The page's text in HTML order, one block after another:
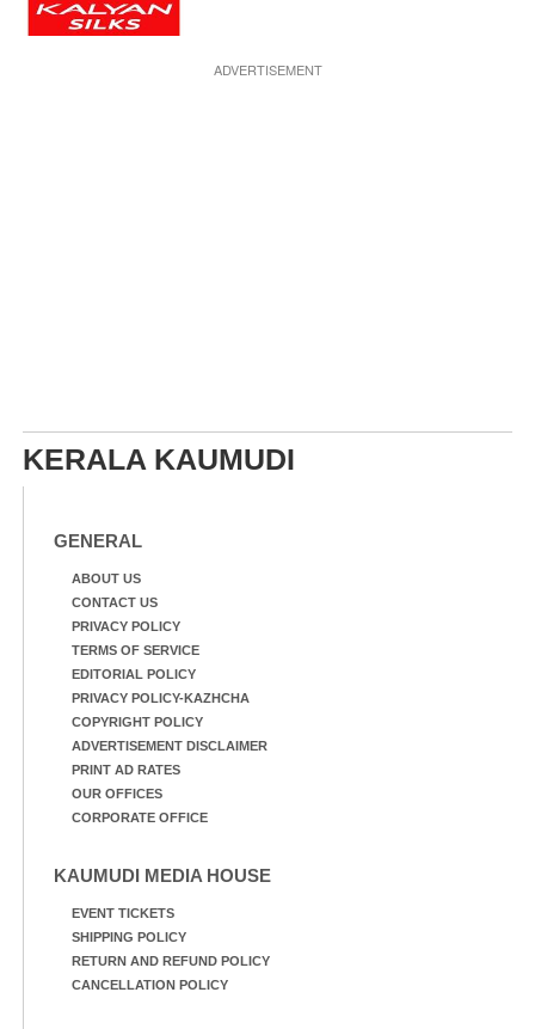
ADVERTISEMENT
KERALA KAUMUDI
GENERAL
ABOUT US
CONTACT US
PRIVACY POLICY
TERMS OF SERVICE
EDITORIAL POLICY
PRIVACY POLICY-KAZHCHA
COPYRIGHT POLICY
ADVERTISEMENT DISCLAIMER
PRINT AD RATES
OUR OFFICES
CORPORATE OFFICE
KAUMUDI MEDIA HOUSE
EVENT TICKETS
SHIPPING POLICY
RETURN AND REFUND POLICY
CANCELLATION POLICY